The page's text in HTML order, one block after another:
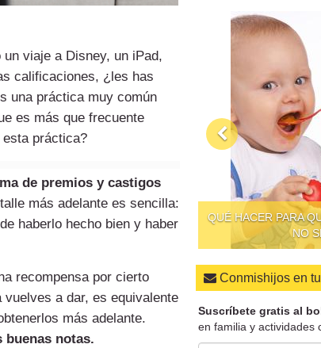
viaje a Disney, un iPad,
calificaciones, ¿les has
una práctica muy común
es más que frecuente
práctica?
de premios y castigos
más adelante es sencilla:
haberlo hecho bien y haber
recompensa por cierto
a dar, es equivalente
más adelante.
buenas notas.
QUÉ HACER PARA
NO
Conmishijos en
Suscríbete gratis al
en familia y actividades